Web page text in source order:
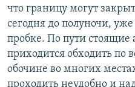
что границу могут
сегодня до полуночи,
пробке. По пути стоящие
приходится обходить по
обочине во многих
проходить неудобно и